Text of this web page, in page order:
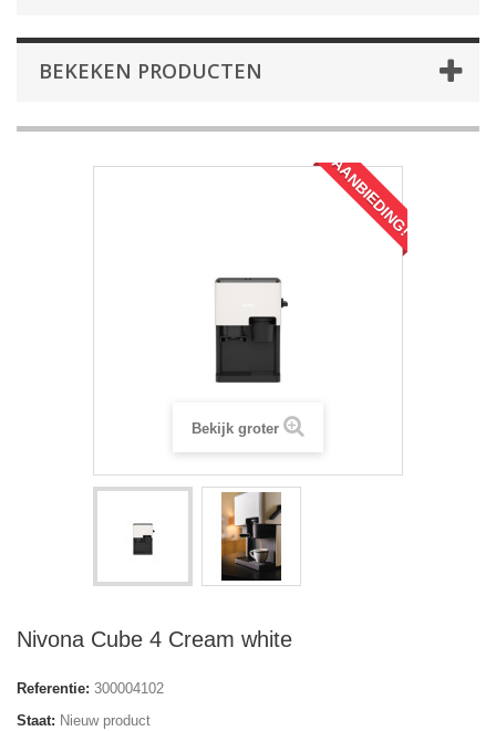
BEKEKEN PRODUCTEN
AANBIEDING!
Bekijk groter
Nivona Cube 4 Cream white
Referentie: 300004102
Staat: Nieuw product